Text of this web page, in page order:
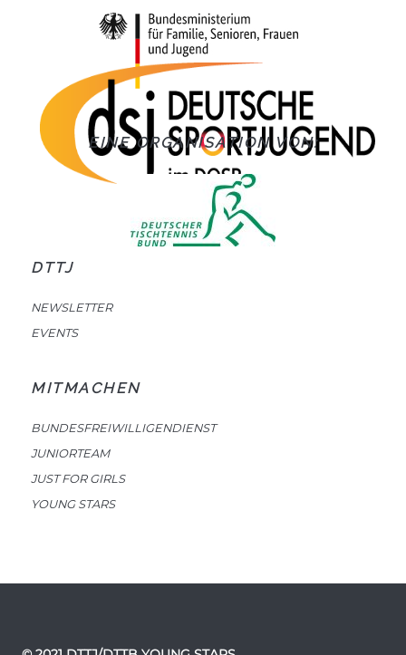
EINE ORGANISATION VON:
DTTJ
NEWSLETTER
EVENTS
MITMACHEN
BUNDESFREIWILLIGENDIENST
JUNIORTEAM
JUST FOR GIRLS
YOUNG STARS